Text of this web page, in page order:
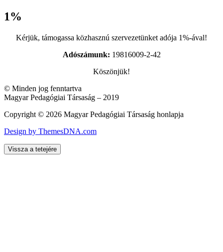
1%
Kérjük, támogassa közhasznú szervezetünket adója 1%-ával!
Adószámunk: 19816009-2-42
Köszönjük!
© Minden jog fenntartva
Magyar Pedagógiai Társaság – 2019
Copyright © 2026 Magyar Pedagógiai Társaság honlapja
Design by ThemesDNA.com
Vissza a tetejére